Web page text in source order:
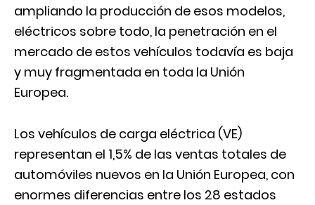
ampliando la producción de esos modelos,
eléctricos sobre todo, la penetración en el
mercado de estos vehículos todavía es baja
y muy fragmentada en toda la Unión
Europea.
Los vehículos de carga eléctrica (VE)
representan el 1,5% de las ventas totales de
automóviles nuevos en la Unión Europea, con
enormes diferencias entre los 28 estados